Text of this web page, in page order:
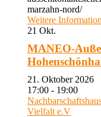
marzahn-nord/
Weitere
21 Okt.
MANEO-
21. Oktober 2026
17:00 - 19:00
Vielfalt e.V